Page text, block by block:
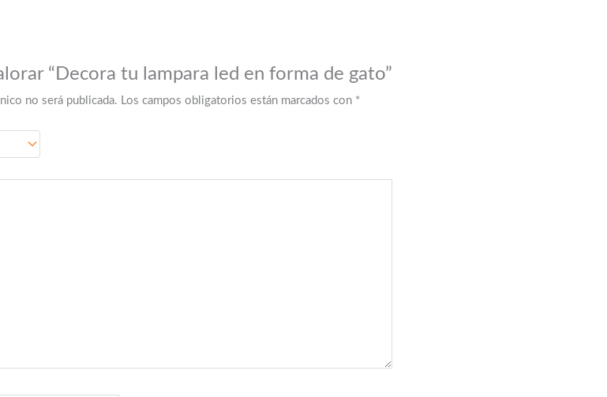
“Decora tu lampara led en forma de gato”
no será publicada. Los campos obligatorios están marcados con *